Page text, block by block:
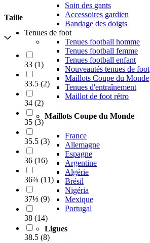
Soin des gants
Accessoires gardien
Bandage des doigts
Tenues de foot
Tenues football homme
Tenues football femme
Tenues football enfant
Nouveautés tenues de foot
Maillots Coupe du Monde
Tenues d'entraînement
Maillot de foot rétro
Maillots Coupe du Monde
France
Allemagne
Espagne
Argentine
Algérie
Brésil
Nigéria
Mexique
Portugal
Ligues
Taille
33 (1)
33.5 (2)
34 (2)
35 (3)
35.5 (3)
36 (16)
36⅔ (11)
37⅓ (9)
38 (14)
38.5 (8)